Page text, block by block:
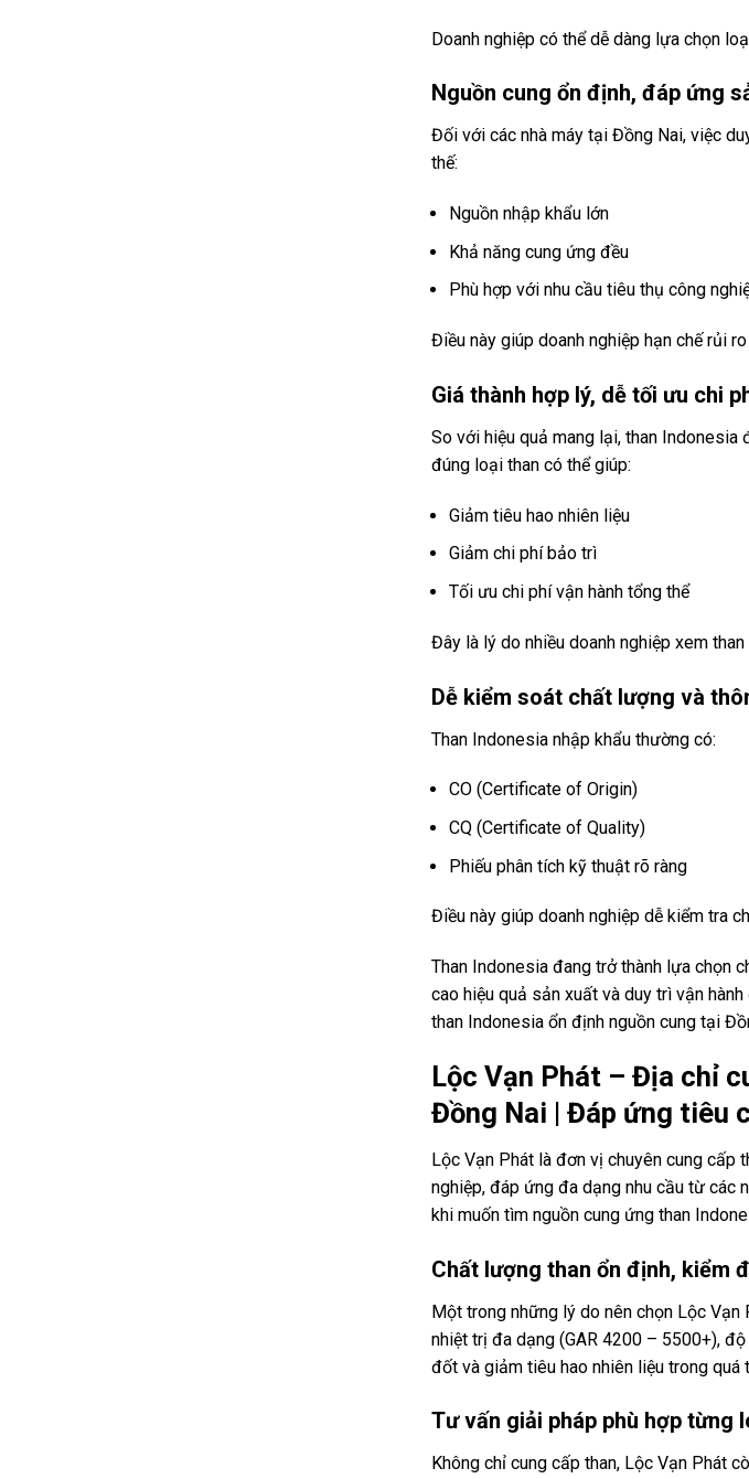
Doanh nghiệp có thể dễ dàng lựa chọn
Nguồn cung ổn định, đáp ứng
Đối với các nhà máy tại Đồng Nai, việc
thế:
Nguồn nhập khẩu lớn
Khả năng cung ứng đều
Phù hợp với nhu cầu tiêu thụ công
Điều này giúp doanh nghiệp hạn chế rủi
Giá thành hợp lý, dễ tối ưu chi
So với hiệu quả mang lại, than
đúng loại than có thể giúp:
Giảm tiêu hao nhiên liệu
Giảm chi phí bảo trì
Tối ưu chi phí vận hành tổng thể
Đây là lý do nhiều doanh nghiệp xem
Dễ kiểm soát chất lượng và
Than Indonesia nhập khẩu thường có:
CO (Certificate of Origin)
CQ (Certificate of Quality)
Phiếu phân tích kỹ thuật rõ ràng
Điều này giúp doanh nghiệp dễ kiểm tra
Than Indonesia đang trở thành lựa chọn
cao hiệu quả sản xuất và duy trì vận
than Indonesia ổn định nguồn cung tại
Lộc Vạn Phát – Địa chỉ
Đồng Nai | Đáp ứng tiêu
Lộc Vạn Phát là đơn vị chuyên cung cấp
nghiệp, đáp ứng đa dạng nhu cầu từ các
khi muốn tìm nguồn cung ứng than
Chất lượng than ổn định, kiểm
Một trong những lý do nên chọn Lộc Vạn
nhiệt trị đa dạng (GAR 4200 – 5500+),
đốt và giảm tiêu hao nhiên liệu trong quá
Tư vấn giải pháp phù hợp từng
Không chỉ cung cấp than, Lộc Vạn Phát